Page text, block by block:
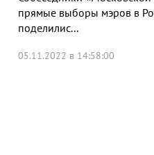
прямые выборы мэров в
поделилис...
05.11.2022 в 14:58:00